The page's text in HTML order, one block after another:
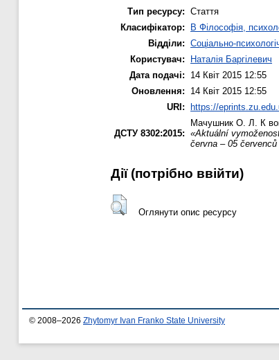
Тип ресурсу: Стаття
Класифікатор:
B Філософія,
Відділи: Соціально-
Користувач:
Наталія Баргілевич
Дата подачі:
14 Квіт 2015 12:55
Оновлення:
14 Квіт 2015 12:55
URI:
https://
ДСТУ 8302:2015:
Мачушник О. Л. К
«Aktuální
června – 05 červenců
Дії ​​(потрібно ввійти)
Оглянути опис ресурсу
© 2008–2026 Zhytomyr Ivan Franko State University